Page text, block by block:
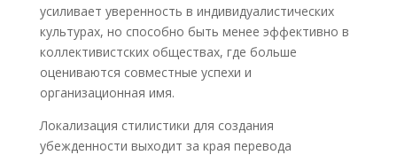
усиливает уверенность в индивидуалистических
культурах, но способно быть менее эффективно в
коллективистских обществах, где больше
оцениваются совместные успехи и
организационная имя.
Локализация стилистики для создания
убежденности выходит за края перевода